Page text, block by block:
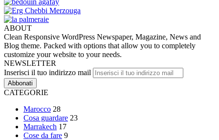
ABOUT
Clean Responsive WordPress Newspaper, Magazine, News and
Blog theme. Packed with options that allow you to completely
customize your website to your needs.
NEWSLETTER
Inserisci il tuo indirizzo mail
CATEGORIE
Marocco 28
Cosa guardare 23
Marrakech 17
Cose da fare 9